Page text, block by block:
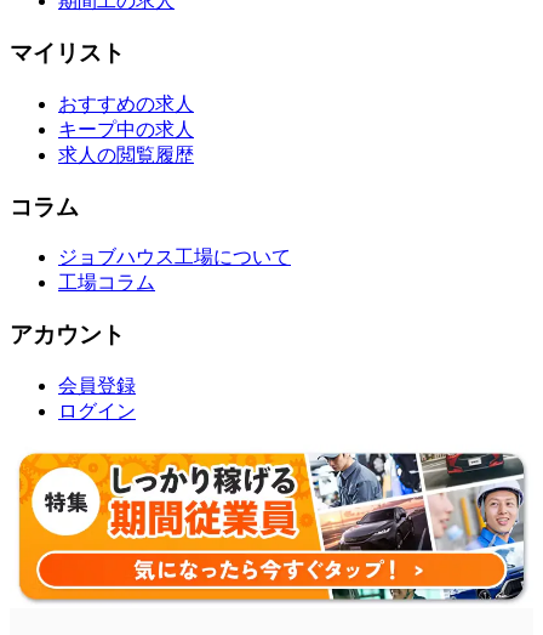
マイリスト
おすすめの求人
キープ中の求人
求人の閲覧履歴
コラム
ジョブハウス工場について
工場コラム
アカウント
会員登録
ログイン